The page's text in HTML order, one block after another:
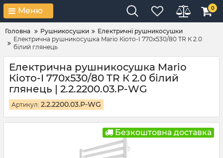
Меню 0
Головна Рушникосушки
Електричні рушникосушки
Електрична рушникосушка Mario Кіото-I 770х530/80 TR К 2.0
білий глянець
Електрична рушникосушка Mario
Кіото-I 770х530/80 TR К 2.0 білий
глянець | 2.2.2200.03.P-WG
Артикул: 2.2.2200.03.P-WG
Безкоштовна доставка